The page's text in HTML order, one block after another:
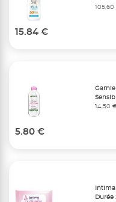
105,60
15.84 €
14,50
5.80 €
Durée